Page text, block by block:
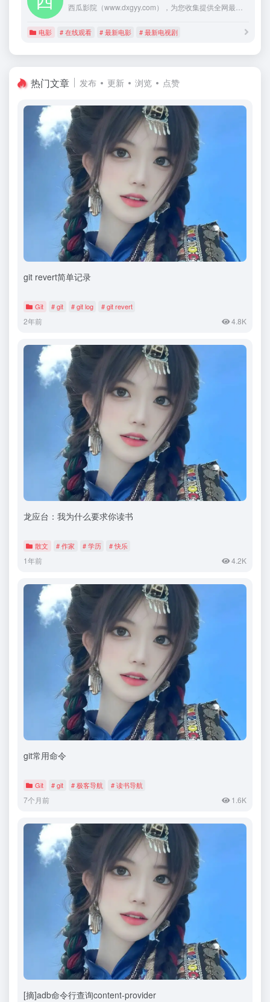
电影 # 在线观看 # 最新电影 # 最新电视剧
热门文章 发布 更新 浏览 点赞
git revert简单记录
Git # git # git log # git revert
2年前 4.8K
龙应台：我为什么要求你读书
散文 # 作家 # 学历 # 快乐
1年前 4.2K
git常用命令
Git # git # 极客导航 # 读书导航
7个月前 1.6K
[摘]adb命令行查询content-provider